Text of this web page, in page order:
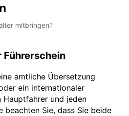
mitbringen?
amtliche Übersetzung
ein internationaler
Hauptfahrer und jeden
beachten Sie, dass Sie beide